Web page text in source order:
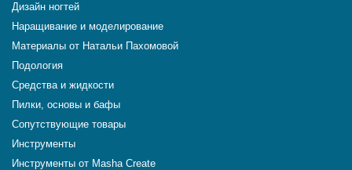
Дизайн ногтей
Наращивание и моделирование
Материалы от Натальи Пахомовой
Подология
Средства и жидкости
Пилки, основы и бафы
Сопутствующие товары
Инструменты
Инструменты от Masha Create